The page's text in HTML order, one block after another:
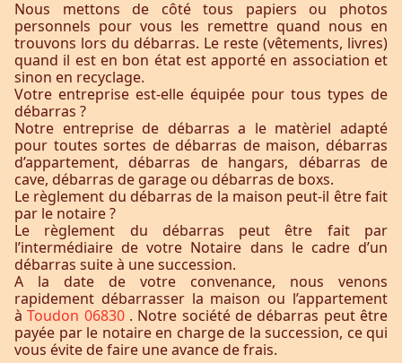
Nous mettons de côté tous papiers ou photos
personnels pour vous les remettre quand nous en
trouvons lors du débarras. Le reste (vêtements, livres)
quand il est en bon état est apporté en association et
sinon en recyclage.
Votre entreprise est-elle équipée pour tous types de
débarras ?
Notre entreprise de débarras a le matèriel adapté
pour toutes sortes de débarras de maison, débarras
d’appartement, débarras de hangars, débarras de
cave, débarras de garage ou débarras de boxs.
Le règlement du débarras de la maison peut-il être fait
par le notaire ?
Le règlement du débarras peut être fait par
l’intermédiaire de votre Notaire dans le cadre d’un
débarras suite à une succession.
A la date de votre convenance, nous venons
rapidement débarrasser la maison ou l’appartement
àToudon 06830 . Notre société de débarras peut être
payée par le notaire en charge de la succession, ce qui
vous évite de faire une avance de frais.